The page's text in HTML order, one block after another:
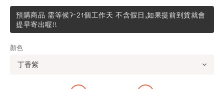
預購商品 需等候7-21個工作天 不含假日,如果提前到貨就會
提早寄出喔!!
顏色